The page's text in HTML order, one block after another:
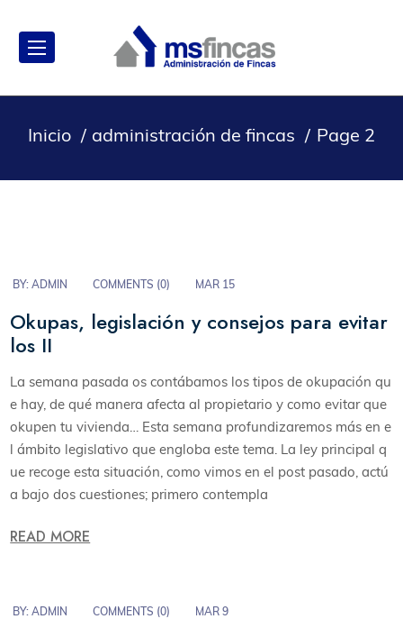
Inicio administración de fincas Page 2
BY:ADMIN COMMENTS (0) MAR 15
Okupas, legislación y consejos para evitar
los II
La semana pasada os contábamos los tipos de okupación qu
e hay, de qué manera afecta al propietario y como evitar que
okupen tu vivienda… Esta semana profundizaremos más en e
l ámbito legislativo que engloba este tema. La ley principal q
ue recoge esta situación, como vimos en el post pasado, actú
a bajo dos cuestiones; primero contempla
READ MORE
BY:ADMIN COMMENTS (0) MAR 9